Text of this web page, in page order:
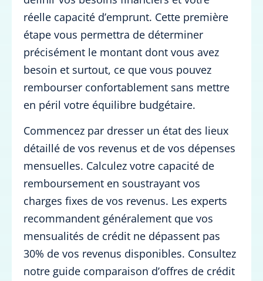
réelle capacité d’emprunt. Cette première
étape vous permettra de déterminer
précisément le montant dont vous avez
besoin et surtout, ce que vous pouvez
rembourser confortablement sans mettre
en péril votre équilibre budgétaire.
Commencez par dresser un état des lieux
détaillé de vos revenus et de vos dépenses
mensuelles. Calculez votre capacité de
remboursement en soustrayant vos
charges fixes de vos revenus. Les experts
recommandent généralement que vos
mensualités de crédit ne dépassent pas
30% de vos revenus disponibles. Consultez
notre guide comparaison d’offres de crédit